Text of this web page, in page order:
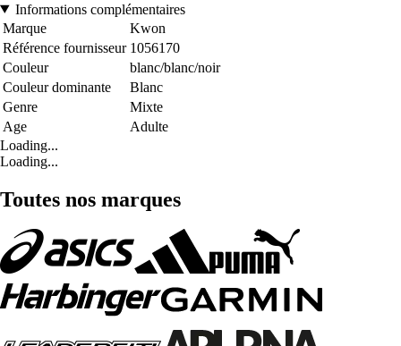
Informations complémentaires
Marque
Kwon
Référence fournisseur 1056170
Couleur
blanc/blanc/noir
Couleur dominante
Blanc
Genre
Mixte
Age
Adulte
Loading...
Loading...
Toutes nos marques